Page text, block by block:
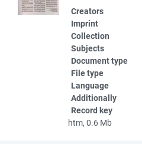
Creators
Imprint
Collection
Subjects
Document type
File type
Language
Additionally
Record key
htm, 0.6 Mb